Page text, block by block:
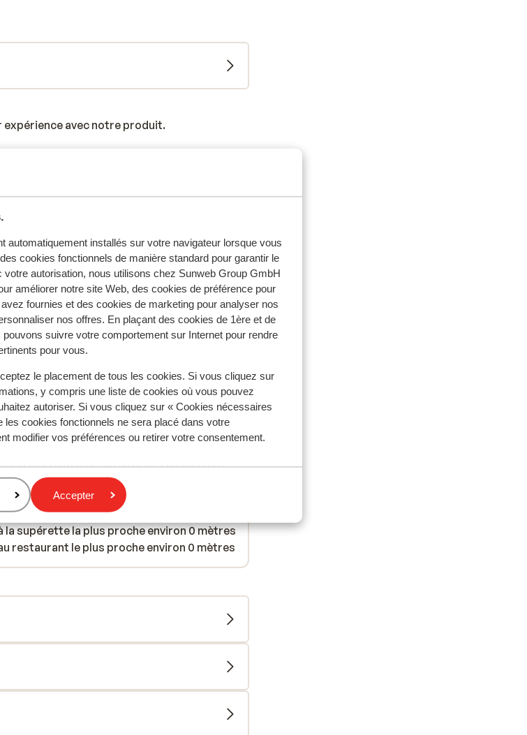
automatiquement installés sur votre navigateur lorsque vous
cookies fonctionnels de manière standard pour garantir le
autorisation, nous utilisons chez Sunweb Group GmbH
améliorer notre site Web, des cookies de préférence pour
fournies et des cookies de marketing pour analyser nos
nos offres. En plaçant des cookies de 1ère et de
suivre votre comportement sur Internet pour rendre
pour vous.
le placement de tous les cookies. Si vous cliquez sur
y compris une liste de cookies où vous pouvez
autoriser. Si vous cliquez sur « Cookies nécessaires
les cookies fonctionnels ne sera placé dans votre
modifier vos préférences ou retirer votre consentement.
Accepter
avec notre produit.
to stay somewhere with a spa and
it as the pool and even the pool area was
sit comfortably. The jacuzzi was in the pool
was extremely disappointing and a waste
to stay somewhere with a spa and
it as the pool and even the pool area was
sit comfortably. The jacuzzi was in the pool
was extremely disappointing an...plus
en français (FR)
Amis
centre-ville: environ 500 mètres
pistes de ski environ 700 mètres
l'arrêt du bus de ski environ 0 mètres
remontées mécaniques environ 700
la supérette la plus proche environ 0 mètres
restaurant le plus proche environ 0 mètres